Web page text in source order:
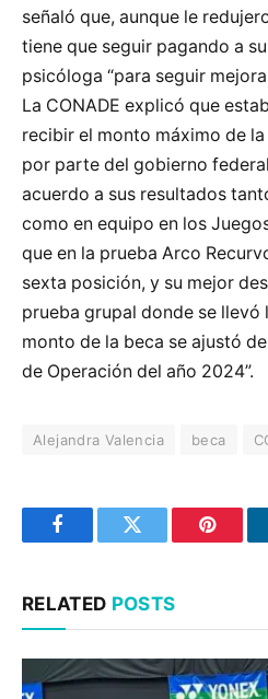
señaló que, aunque le
tiene que seguir pagando a
psicóloga “para seguir
La CONADE explicó que
recibir el monto máximo de
por parte del gobierno
acuerdo a sus resultados
como en equipo en los
que en la prueba Arco
sexta posición, y su mejor
prueba grupal donde se llevó
monto de la beca se ajustó
de Operación del año 2024”.
Alejandra Valencia beca
FacebookTwitter
RELATED POSTS